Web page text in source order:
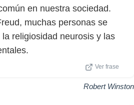
en nuestra sociedad.
muchas personas se
religiosidad neurosis y las
Ver frase
Robert Winston